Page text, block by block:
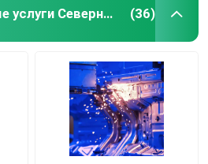
Сертификационные услуги Северной Америки (36)